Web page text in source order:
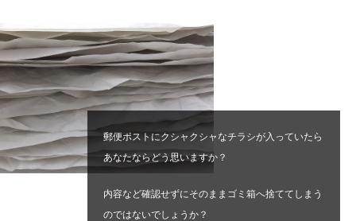
郵便ポストにクシャクシャなチラシが入っていたら
あなたならどう思いますか？
内容など確認せずにそのままゴミ箱へ捨ててしまう
のではないでしょうか？